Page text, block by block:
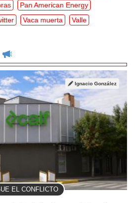
Pan American Energy
Vaca muerta Valle
EL CONFLICTO
Ignacio González